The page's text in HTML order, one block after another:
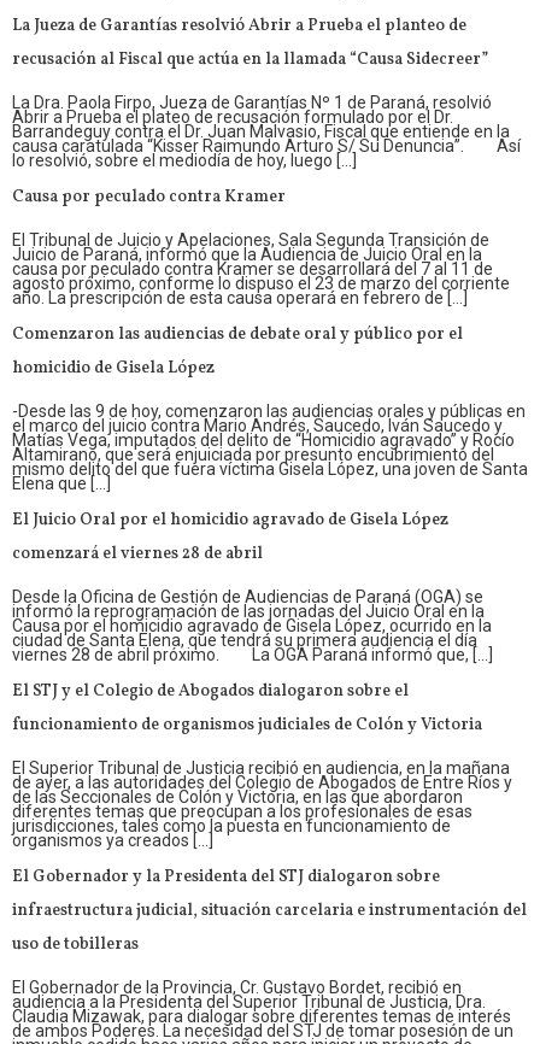
La Jueza de Garantías resolvió Abrir a Prueba el planteo de
recusación al Fiscal que actúa en la llamada “Causa Sidecreer”
La Dra. Paola Firpo, Jueza de Garantías Nº 1 de Paraná, resolvió
Abrir a Prueba el plateo de recusación formulado por el Dr.
Barrandeguy contra el Dr. Juan Malvasio, Fiscal que entiende en la
causa caratulada “Kisser Raimundo Arturo S/ Su Denuncia”. Así
lo resolvió, sobre el mediodía de hoy, luego […]
Causa por peculado contra Kramer
El Tribunal de Juicio y Apelaciones, Sala Segunda Transición de
Juicio de Paraná, informó que la Audiencia de Juicio Oral en la
causa por peculado contra Kramer se desarrollará del 7 al 11 de
agosto próximo, conforme lo dispuso el 23 de marzo del corriente
año. La prescripción de esta causa operará en febrero de […]
Comenzaron las audiencias de debate oral y público por el
homicidio de Gisela López
-Desde las 9 de hoy, comenzaron las audiencias orales y públicas en
el marco del juicio contra Mario Andrés, Saucedo, Iván Saucedo y
Matías Vega, imputados del delito de “Homicidio agravado” y Rocío
Altamirano, que será enjuiciada por presunto encubrimiento del
mismo delito del que fuera víctima Gisela López, una joven de Santa
Elena que […]
El Juicio Oral por el homicidio agravado de Gisela López
comenzará el viernes 28 de abril
Desde la Oficina de Gestión de Audiencias de Paraná (OGA) se
informó la reprogramación de las jornadas del Juicio Oral en la
Causa por el homicidio agravado de Gisela López, ocurrido en la
ciudad de Santa Elena, que tendrá su primera audiencia el día
viernes 28 de abril próximo. La OGA Paraná informó que, […]
El STJ y el Colegio de Abogados dialogaron sobre el
funcionamiento de organismos judiciales de Colón y Victoria
El Superior Tribunal de Justicia recibió en audiencia, en la mañana
de ayer, a las autoridades del Colegio de Abogados de Entre Ríos y
de las Seccionales de Colón y Victoria, en las que abordaron
diferentes temas que preocupan a los profesionales de esas
jurisdicciones, tales como la puesta en funcionamiento de
organismos ya creados […]
El Gobernador y la Presidenta del STJ dialogaron sobre
infraestructura judicial, situación carcelaria e instrumentación del
uso de tobilleras
El Gobernador de la Provincia, Cr. Gustavo Bordet, recibió en
audiencia a la Presidenta del Superior Tribunal de Justicia, Dra.
Claudia Mizawak, para dialogar sobre diferentes temas de interés
de ambos Poderes. La necesidad del STJ de tomar posesión de un